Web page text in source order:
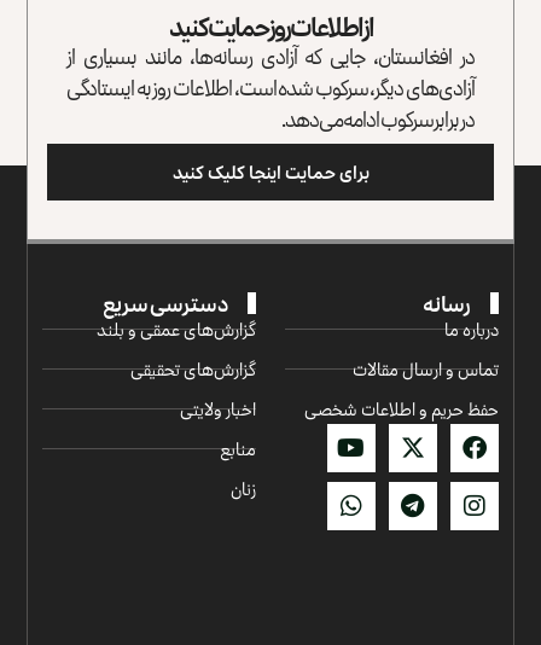
از اطلاعات روز حمایت کنید
در افغانستان، جایی که آزادی رسانه‌ها، مانند بسیاری از
آزادی‌های دیگر، سرکوب شده است، اطلاعات روز به ایستادگی
در برابر سرکوب ادامه می‌دهد.
برای حمایت اینجا کلیک کنید
رسانه
درباره ما
تماس و ارسال مقالات
حفظ حریم و اطلاعات شخصی
دسترسی سریع
گزارش‌‌های عمقی و بلند
گزارش‌های تحقیقی
اخبار ولایتی
منابع
زنان